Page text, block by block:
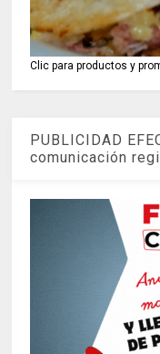
Clic para productos y
PUBLICIDAD
comunicación